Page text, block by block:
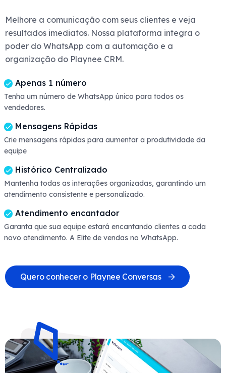
Melhore a comunicação com seus clientes e veja
resultados imediatos. Nossa plataforma integra o
poder do WhatsApp com a automação e a
organização do Playnee CRM.
Apenas 1 número
Tenha um número de WhatsApp único para todos os
vendedores.
Mensagens Rápidas
Crie mensagens rápidas para aumentar a produtividade da
equipe
Histórico Centralizado
Mantenha todas as interações organizadas, garantindo um
atendimento consistente e personalizado.
Atendimento encantador
Garanta que sua equipe estará encantando clientes a cada
novo atendimento. A Elite de vendas no WhatsApp.
Quero conhecer o Playnee Conversas